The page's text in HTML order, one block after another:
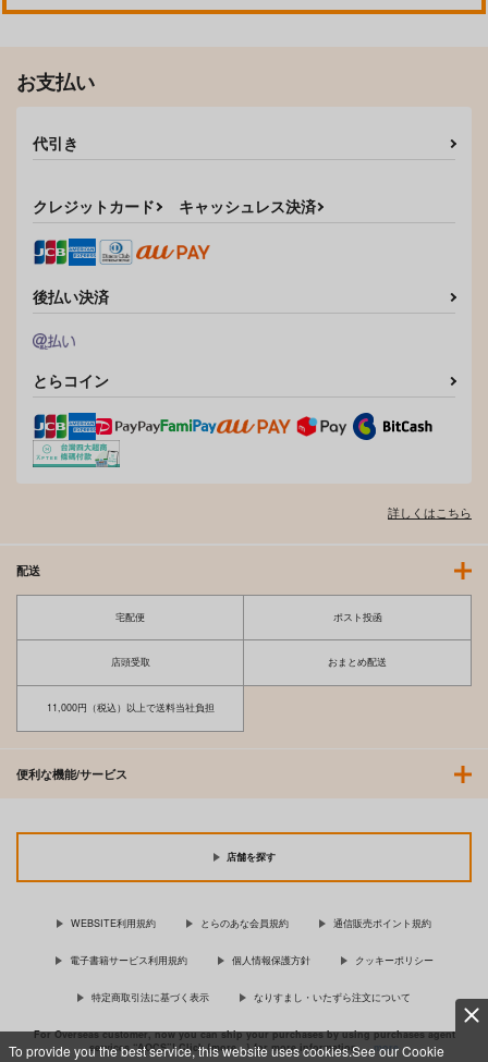
To provide you the best service, this website uses cookies.See our Cookie
お支払い
代引き
クレジットカード キャッシュレス決済
後払い決済
とらコイン
詳しくはこちら
配送
宅配便 ポスト投函
店頭受取 おまとめ配送
11,000円（税込）以上で送料当社負担
便利な機能/サービス
店舗を探す
WEBSITE利用規約 とらのあな会員規約 通信販売ポイント規約
電子書籍サービス利用規約 個人情報保護方針 クッキーポリシー
特定商取引法に基づく表示 なりすまし・いたずら注文について
For Overseas customer, now you can ship your purchases by using purchases agent
services “AOCS”! Click {more…} for more information …more